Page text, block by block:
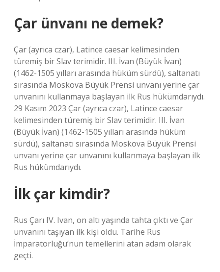
Çar ünvanı ne demek?
Çar (ayrıca czar), Latince caesar kelimesinden
türemiş bir Slav terimidir. III. İvan (Büyük İvan)
(1462-1505 yılları arasında hüküm sürdü), saltanatı
sırasında Moskova Büyük Prensi unvanı yerine çar
unvanını kullanmaya başlayan ilk Rus hükümdarıydı.
29 Kasım 2023 Çar (ayrıca czar), Latince caesar
kelimesinden türemiş bir Slav terimidir. III. İvan
(Büyük İvan) (1462-1505 yılları arasında hüküm
sürdü), saltanatı sırasında Moskova Büyük Prensi
unvanı yerine çar unvanını kullanmaya başlayan ilk
Rus hükümdarıydı.
İlk çar kimdir?
Rus Çarı IV. Ivan, on altı yaşında tahta çıktı ve Çar
unvanını taşıyan ilk kişi oldu. Tarihe Rus
İmparatorluğu’nun temellerini atan adam olarak
geçti.